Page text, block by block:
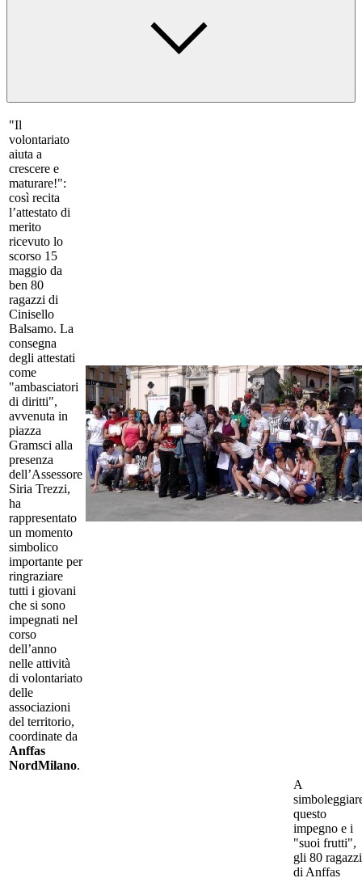
"Il
volontariato
aiuta a
crescere e
maturare!":
così recita
l’attestato di
merito
ricevuto lo
scorso 15
maggio da
ben 80
ragazzi di
Cinisello
Balsamo. La
consegna
degli attestati
come
"ambasciatori
di diritti",
avvenuta in
piazza
Gramsci alla
presenza
dell’Assessore
Siria Trezzi,
ha
rappresentato
un momento
simbolico
importante per
ringraziare
tutti i giovani
che si sono
impegnati nel
corso
dell’anno
nelle attività
di volontariato
delle
associazioni
del territorio,
coordinate da
Anffas
NordMilano.
A
questo
impegno e i
"suoi frutti",
gli 80 ragazzi
di Anffas